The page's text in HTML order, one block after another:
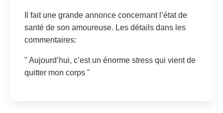
Il fait une grande annonce concernant l’état de
santé de son amoureuse. Les détails dans les
commentaires:
" Aujourd’hui, c’est un énorme stress qui vient de
quitter mon corps "